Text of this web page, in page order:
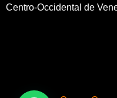
Centro-Occidental de